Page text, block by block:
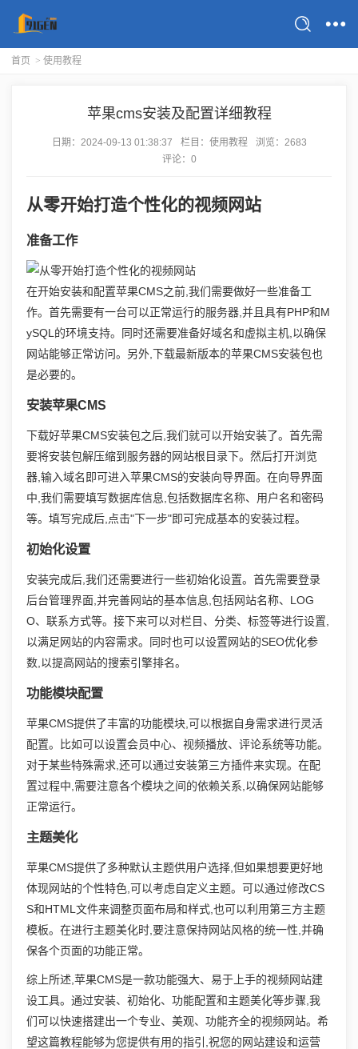
首页 > 使用教程
苹果cms安装及配置详细教程
日期： 2024-09-13 01:38:37 栏目： 使用教程
浏览：2683
评论：0
从零开始打造个性化的视频网站
准备工作
在开始安装和配置苹果CMS之前,我们需要做好一些准备工
作。首先需要有一台可以正常运行的服务器,并且具有PHP和M
ySQL的环境支持。同时还需要准备好域名和虚拟主机,以确保
网站能够正常访问。另外,下载最新版本的苹果CMS安装包也
是必要的。
安装苹果CMS
下载好苹果CMS安装包之后,我们就可以开始安装了。首先需
要将安装包解压缩到服务器的网站根目录下。然后打开浏览
器,输入域名即可进入苹果CMS的安装向导界面。在向导界面
中,我们需要填写数据库信息,包括数据库名称、用户名和密码
等。填写完成后,点击"下一步"即可完成基本的安装过程。
初始化设置
安装完成后,我们还需要进行一些初始化设置。首先需要登录
后台管理界面,并完善网站的基本信息,包括网站名称、LOG
O、联系方式等。接下来可以对栏目、分类、标签等进行设置,
以满足网站的内容需求。同时也可以设置网站的SEO优化参
数,以提高网站的搜索引擎排名。
功能模块配置
苹果CMS提供了丰富的功能模块,可以根据自身需求进行灵活
配置。比如可以设置会员中心、视频播放、评论系统等功能。
对于某些特殊需求,还可以通过安装第三方插件来实现。在配
置过程中,需要注意各个模块之间的依赖关系,以确保网站能够
正常运行。
主题美化
苹果CMS提供了多种默认主题供用户选择,但如果想要更好地
体现网站的个性特色,可以考虑自定义主题。可以通过修改CS
S和HTML文件来调整页面布局和样式,也可以利用第三方主题
模板。在进行主题美化时,要注意保持网站风格的统一性,并确
保各个页面的功能正常。
综上所述,苹果CMS是一款功能强大、易于上手的视频网站建
设工具。通过安装、初始化、功能配置和主题美化等步骤,我
们可以快速搭建出一个专业、美观、功能齐全的视频网站。希
望这篇教程能够为您提供有用的指引,祝您的网站建设和运营